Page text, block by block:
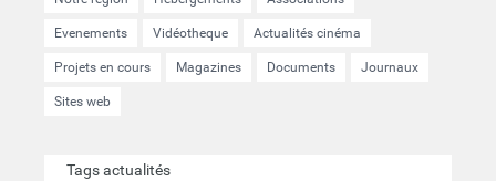
Evenements Vidéotheque Actualités cinéma
Projets en cours Magazines Documents Journaux
Sites web
Tags actualités